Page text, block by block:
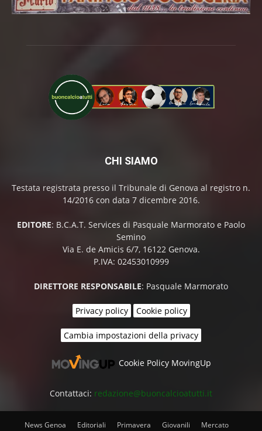
CHI SIAMO
Testata registrata presso il Tribunale di Genova al registro n.
14/2016 con data 7 dicembre 2016.
EDITORE: B.C.A.T. Services di Pasquale Marmorato e Paolo
Semino
Via E. de Amicis 6/7, 16122 Genova.
P.IVA: 02453010999
DIRETTORE RESPONSABILE: Pasquale Marmorato
Privacy policy Cookie policy
Cambia impostazioni della privacy
Cookie Policy MovingUp
Contattaci: redazione@buoncalcioatutti.it
News Genoa Editoriali Primavera Giovanili Mercato